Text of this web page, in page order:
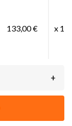
133,00 € x 1
+